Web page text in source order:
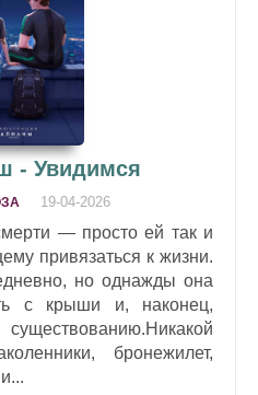
- Увидимся
19-04-2026
— просто ей так и
привязаться к жизни.
но однажды она
с крыши и, наконец,
существованию.Никакой
бронежилет,